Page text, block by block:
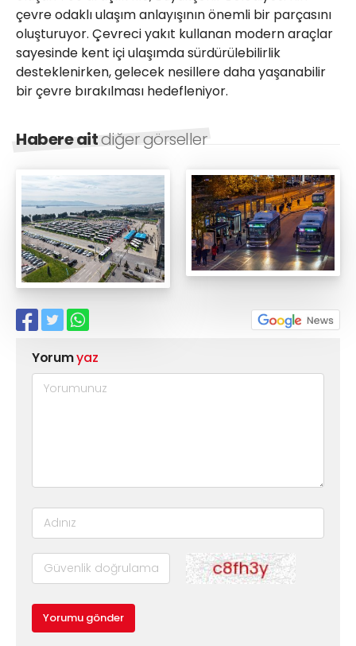
çevre odaklı ulaşım anlayışının önemli bir parçasını
oluşturuyor. Çevreci yakıt kullanan modern araçlar
sayesinde kent içi ulaşımda sürdürülebilirlik
desteklenirken, gelecek nesillere daha yaşanabilir
bir çevre bırakılması hedefleniyor.
Habere aitdiğer görseller
Yorumyaz
Yorumu gönder